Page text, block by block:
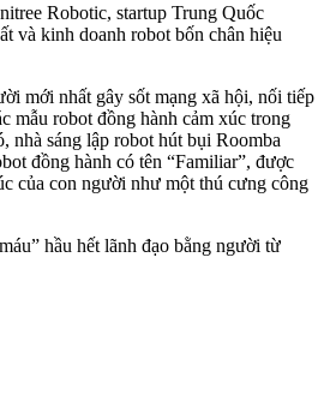
Robotic, startup Trung Quốc
và kinh doanh robot bốn chân hiệu
mới nhất gây sốt mạng xã hội, nối tiếp
mẫu robot đồng hành cảm xúc trong
nhà sáng lập robot hút bụi Roomba
đồng hành có tên “Familiar”, được
của con người như một thú cưng công
hầu hết lãnh đạo bằng người từ